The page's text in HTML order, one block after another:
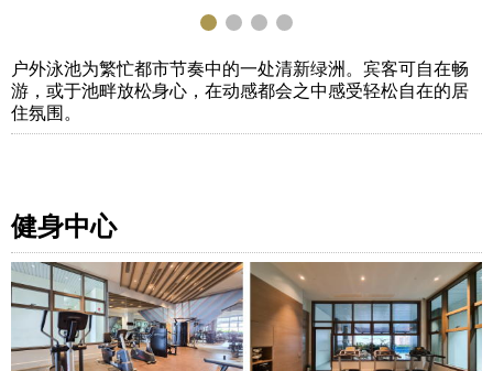
户外泳池为繁忙都市节奏中的一处清新绿洲。宾客可自在畅
游，或于池畔放松身心，在动感都会之中感受轻松自在的居
住氛围。
健身中心